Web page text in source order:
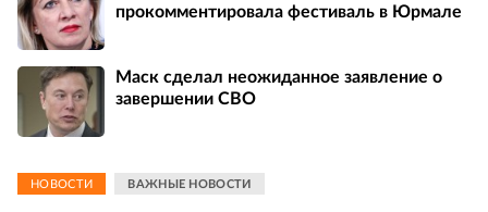
прокомментировала фестиваль в Юрмале
Маск сделал неожиданное заявление о
завершении СВО
НОВОСТИ ВАЖНЫЕ НОВОСТИ